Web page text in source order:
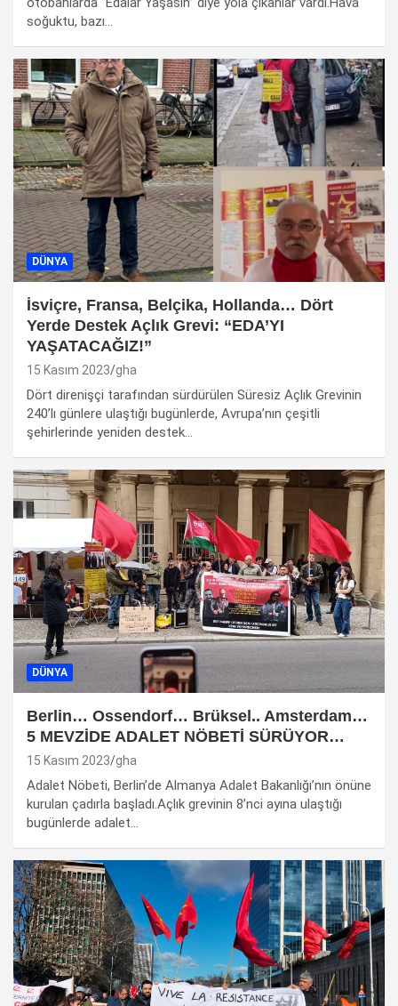
soğuktu, bazı…
DÜNYA
İsviçre, Fransa, Belçika, Hollanda… Dört
Yerde Destek Açlık Grevi: “EDA’YI
YAŞATACAĞIZ!”
15 Kasım 2023 gha
Dört direnişçi tarafından sürdürülen Süresiz Açlık Grevinin
240’lı günlere ulaştığı bugünlerde, Avrupa’nın çeşitli
şehirlerinde yeniden destek…
DÜNYA
Berlin… Ossendorf… Brüksel.. Amsterdam…
5 MEVZİDE ADALET NÖBETİ SÜRÜYOR…
15 Kasım 2023 gha
Adalet Nöbeti, Berlin’de Almanya Adalet Bakanlığı’nın önüne
kurulan çadırla başladı.Açlık grevinin 8’nci ayına ulaştığı
bugünlerde adalet…